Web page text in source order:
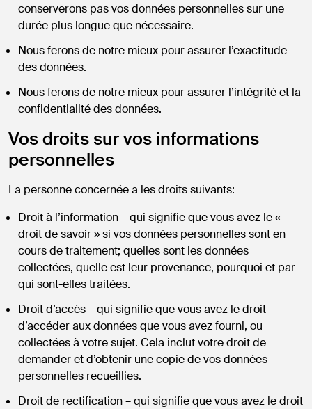
conserverons pas vos données personnelles sur une
durée plus longue que nécessaire.
Nous ferons de notre mieux pour assurer l’exactitude
des données.
Nous ferons de notre mieux pour assurer l’intégrité et la
confidentialité des données.
Vos droits sur vos informations
personnelles
La personne concernée a les droits suivants:
Droit à l’information – qui signifie que vous avez le «
droit de savoir » si vos données personnelles sont en
cours de traitement; quelles sont les données
collectées, quelle est leur provenance, pourquoi et par
qui sont-elles traitées.
Droit d’accès – qui signifie que vous avez le droit
d’accéder aux données que vous avez fourni, ou
collectées à votre sujet. Cela inclut votre droit de
demander et d’obtenir une copie de vos données
personnelles recueillies.
Droit de rectification – qui signifie que vous avez le droit